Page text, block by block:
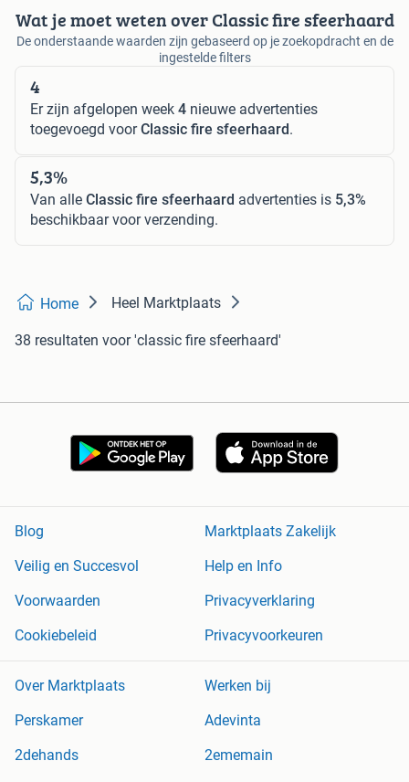
Wat je moet weten over Classic fire sfeerhaard
De onderstaande waarden zijn gebaseerd op je zoekopdracht en de
ingestelde filters
4
Er zijn afgelopen week 4 nieuwe advertenties
toegevoegd voorClassic fire sfeerhaard.
5,3%
Van alle Classic fire sfeerhaard advertenties is 5,3%
beschikbaar voor verzending.
Home Heel Marktplaats
38 resultaten voor 'classic fire sfeerhaard'
Blog
Marktplaats Zakelijk
Veilig en Succesvol
Help en Info
Voorwaarden
Privacyverklaring
Cookiebeleid
Privacyvoorkeuren
Over Marktplaats
Werken bij
Perskamer
Adevinta
2dehands
2ememain